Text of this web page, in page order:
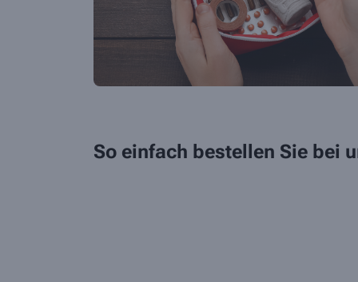
So einfach bestellen Sie bei